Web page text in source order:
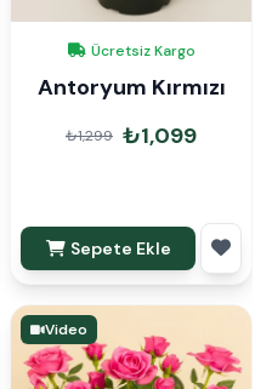
Ücretsiz Kargo
Antoryum Kırmızı
₺1,299 ₺1,099
Sepete Ekle
Video